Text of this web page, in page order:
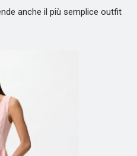
anche il più semplice outfit